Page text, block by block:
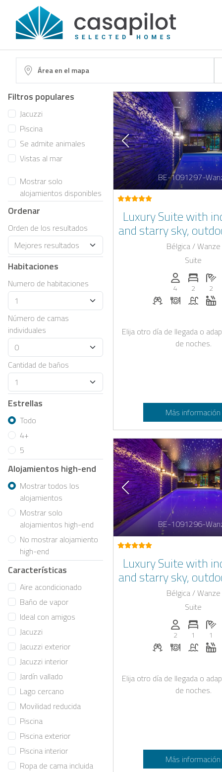
Área en el mapa
Filtros populares
Jacuzzi
Piscina
Se admite animales
Vistas al mar
Mostrar solo
alojamientos disponibles
Ordenar
Orden de los resultados
Habitaciones
Numero de habitaciones
Número de camas
individuales
Cantidad de baños
Estrellas
Todo
4+
5
Alojamientos high-end
Mostrar todos los
alojamientos
Mostrar solo
alojamientos high-end
No mostrar alojamiento
high-end
Características
Aire acondicionado
Baño de vapor
Ideal con amigos
Jacuzzi
Jacuzzi exterior
Jacuzzi interior
Jardín vallado
Lago cercano
Movilidad reducida
Piscina
Piscina exterior
Piscina interior
Ropa de cama incluida
BE-1091297-
Luxury Suite with
and starry sky,
sauna andBélgica / Wanze
Suite
Personas
4
Numero
2
2
Bebidas de
Cena bajo
Piscina
Elija otro día de llegada o
de noches.
Más información
BE-1091296-
Luxury Suite with
and starry sky,
sauna andBélgica / Wanze
Suite
Personas
2
Numero
1
1
Bebidas de
Cena bajo
Piscina
Elija otro día de llegada o
de noches.
Más información